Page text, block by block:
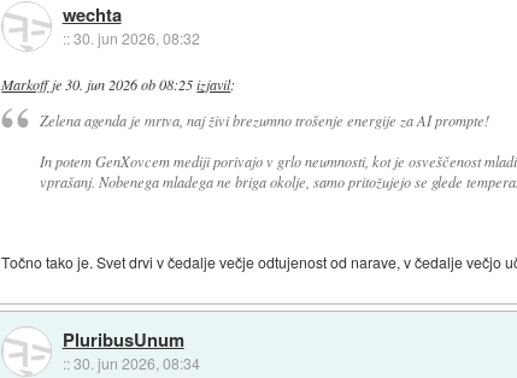
wechta
::30. jun 2026, 08:32
Markoffje 30. jun 2026 ob 08:25 izjavil:
Zelena agenda je mrtva, naj živi brezumno trošenje energije za AI prompte!
In potem GenXovcem mediji porivajo v grlo neumnosti, kot je osveščenost
vprašanj. Nobenega mladega ne briga okolje, samo pritožujejo se glede
Točno tako je. Svet drvi v čedalje večje odtujenost od narave, v čedalje večjo
PluribusUnum
::30. jun 2026, 08:34